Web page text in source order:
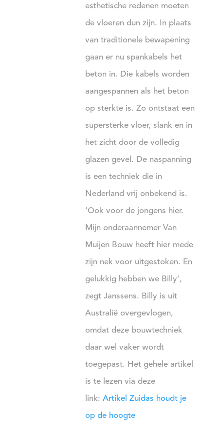
esthetische redenen moeten
de vloeren dun zijn. In plaats
van traditionele bewapening
gaan er nu spankabels het
beton in. Die kabels worden
aangespannen als het beton
op sterkte is. Zo ontstaat een
supersterke vloer, slank en in
het zicht door de volledig
glazen gevel. De naspanning
is een techniek die in
Nederland vrij onbekend is.
‘Ook voor de jongens hier.
Mijn onderaannemer Van
Muijen Bouw heeft hier mede
zijn nek voor uitgestoken. En
gelukkig hebben we Billy’,
zegt Janssens. Billy is uit
Australië overgevlogen,
omdat deze bouwtechniek
daar wel vaker wordt
toegepast. Het gehele artikel
is te lezen via deze
link:Artikel Zuidas houdt je
op de hoogte